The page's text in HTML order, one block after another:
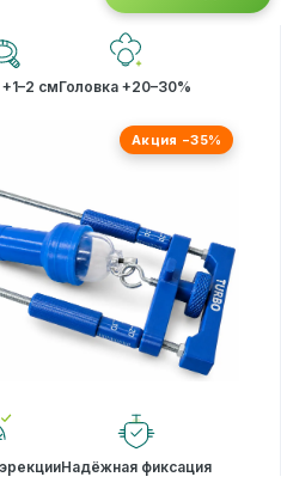
смГоловка +20–30%
Акция −35%
Надёжная фиксация